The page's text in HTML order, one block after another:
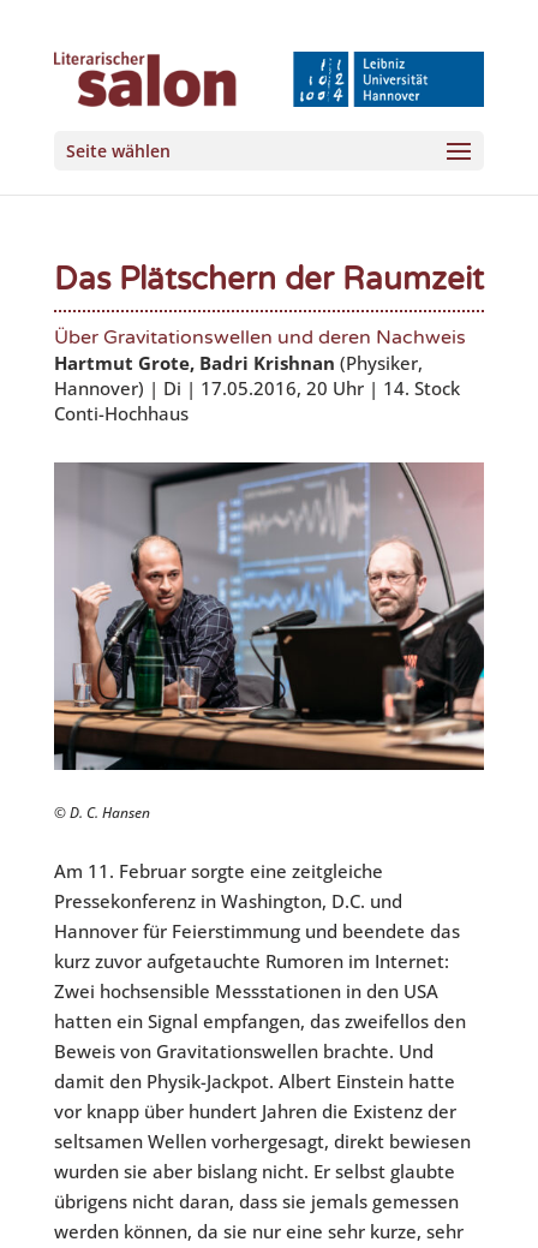
Seite wählen
Das Plätschern der Raumzeit
Über Gravitationswellen und deren Nachweis
Hartmut Grote, Badri Krishnan (Physiker,
Hannover) | Di | 17.05.2016, 20 Uhr | 14. Stock
Conti-Hochhaus
© D. C. Hansen
Am 11. Februar sorgte eine zeitgleiche
Pressekonferenz in Washington, D.C. und
Hannover für Feierstimmung und beendete das
kurz zuvor aufgetauchte Rumoren im Internet:
Zwei hochsensible Messstationen in den USA
hatten ein Signal empfangen, das zweifellos den
Beweis von Gravitationswellen brachte. Und
damit den Physik-Jackpot. Albert Einstein hatte
vor knapp über hundert Jahren die Existenz der
seltsamen Wellen vorhergesagt, direkt bewiesen
wurden sie aber bislang nicht. Er selbst glaubte
übrigens nicht daran, dass sie jemals gemessen
werden können, da sie nur eine sehr kurze, sehr